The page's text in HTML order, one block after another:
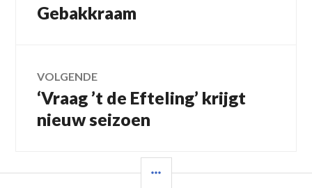
bericht:
Gebakkraam
VOLGENDE
Volgend
bericht:
‘Vraag ’t de Efteling’ krijgt
nieuw seizoen